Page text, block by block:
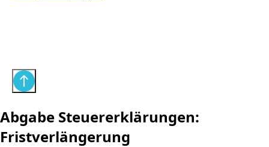
Abgabe Steuererklärungen:
Fristverlängerung